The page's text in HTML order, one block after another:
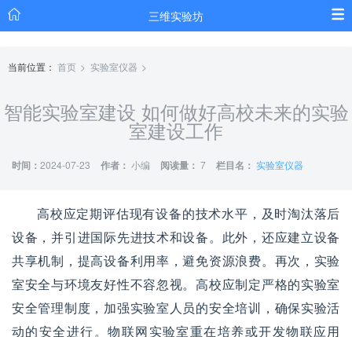
三维实验坊
当前位置： 首页 实验室仪器
智能实验室建设 如何做好高校未来的实验
室建设工作
时间： 2024-07-23 作者： 小编 阅读量： 7 栏目名： 实验室仪器
高校应定期评估现有设备的技术水平，及时淘汰落后
设备，并引进国际先进技术和设备。此外，还应建立设备
共享机制，提高设备利用率，避免资源浪费。再次，实验
室安全与环境友好性不容忽视。高校应制定严格的实验室
安全管理制度，加强实验室人员的安全培训，确保实验活
动的安全进行。物联网实验室重在培养或开发物联应用